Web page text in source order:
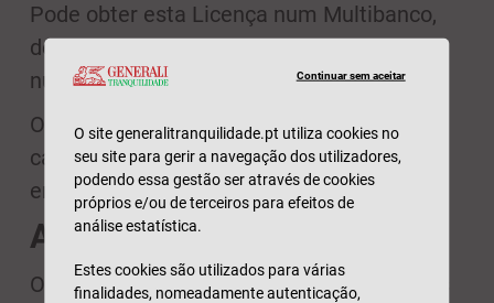
Pode obter esta Licença num Multibanco,
desde que leve consigo o seu NIF e o
número da carta de caçador.
O talão emitido serve como licença e o
caçador deve andar sempre com ele
enquanto estiver a caçar.
A época de caça
O chamado Calendário Venatório define os
Continuar sem aceitar
O site generalitranquilidade.pt utiliza cookies no
seu site para gerir a navegação dos utilizadores,
podendo essa gestão ser através de cookies
próprios e/ou de terceiros para efeitos de
análise estatística.
Estes cookies são utilizados para várias
finalidades, nomeadamente autenticação,